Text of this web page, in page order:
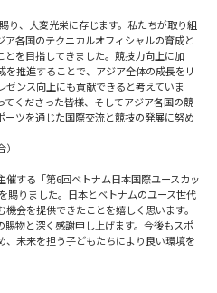
、大変光栄に存じます。私たちが取り組
各国のテクニカルオフィシャルの育成と
を目指してきました。競技力向上に加
推進することで、アジア全体の成長をリ
ンス向上にも貢献できると考えていま
くださった皆様、そしてアジア各国の競
ツを通じた国際交流と競技の発展に努め
する「第6回ベトナム日本国際ユースカッ
賜りました。日本とベトナムのユース世代
会を提供できたことを嬉しく思います。
物と深く感謝申し上げます。今後もスポ
未来を担う子どもたちにより良い環境を